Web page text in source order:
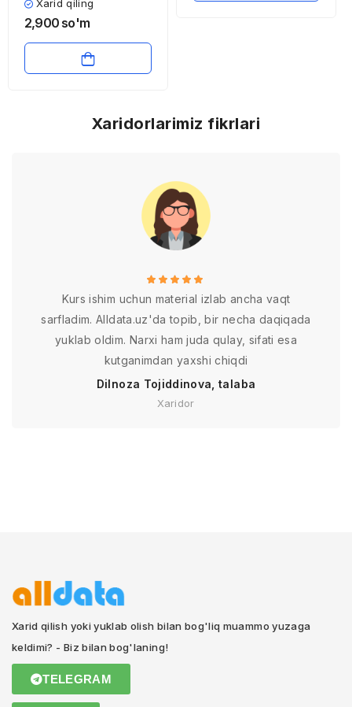
ta’rif
Xarid qiling
2,900 so'm
Xaridorlarimiz fikrlari
Kurs ishim uchun material izlab ancha vaqt
sarfladim. Alldata.uz'da topib, bir necha daqiqada
yuklab oldim. Narxi ham juda qulay, sifati esa
kutganimdan yaxshi chiqdi
Dilnoza Tojiddinova, talaba
Xaridor
Xarid qilish yoki yuklab olish bilan bog'liq muammo yuzaga
keldimi? - Biz bilan bog'laning!
TELEGRAM